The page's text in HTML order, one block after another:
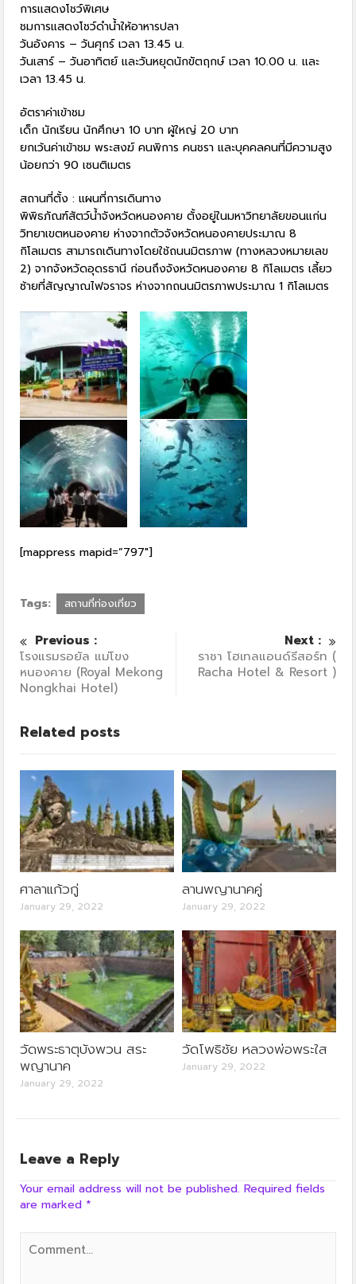
การแสดงโชว์พิเศษ
ชมการแสดงโชว์ดำน้ำให้อาหารปลา
วันอังคาร – วันศุกร์ เวลา 13.45 น.
วันเสาร์ – วันอาทิตย์ และวันหยุดนักขัตฤกษ์ เวลา 10.00 น. และ
เวลา 13.45 น.
อัตราค่าเข้าชม
เด็ก นักเรียน นักศึกษา 10 บาท ผู้ใหญ่ 20 บาท
ยกเว้นค่าเข้าชม พระสงฆ์ คนพิการ คนชรา และบุคคลคนที่มีความสูง
น้อยกว่า 90 เซนติเมตร
สถานที่ตั้ง : แผนที่การเดินทาง
พิพิธภัณฑ์สัตว์น้ำจังหวัดหนองคาย ตั้งอยู่ในมหาวิทยาลัยขอนแก่น
วิทยาเขตหนองคาย ห่างจากตัวจังหวัดหนองคายประมาณ 8
กิโลเมตร สามารถเดินทางโดยใช้ถนนมิตรภาพ (ทางหลวงหมายเลข
2) จากจังหวัดอุดรธานี ก่อนถึงจังหวัดหนองคาย 8 กิโลเมตร เลี้ยว
ซ้ายที่สัญญาณไฟจราจร ห่างจากถนนมิตรภาพประมาณ 1 กิโลเมตร
[mappress mapid=”797″]
Tags: สถานที่ท่องเที่ยว
Previous :
โรงแรมรอยัล แม่โขง
หนองคาย (Royal Mekong
Nongkhai Hotel)
Next :
ราชา โฮเทลแอนด์รีสอร์ท (
Racha Hotel & Resort )
Related posts
ศาลาแก้วกู่
January 29, 2022
ลานพญานาคคู่
January 29, 2022
วัดพระธาตุบังพวน สระ
พญานาค
January 29, 2022
วัดโพธิชัย หลวงพ่อพระใส
January 29, 2022
Leave a Reply
Your email address will not be published. Required fields
are marked *